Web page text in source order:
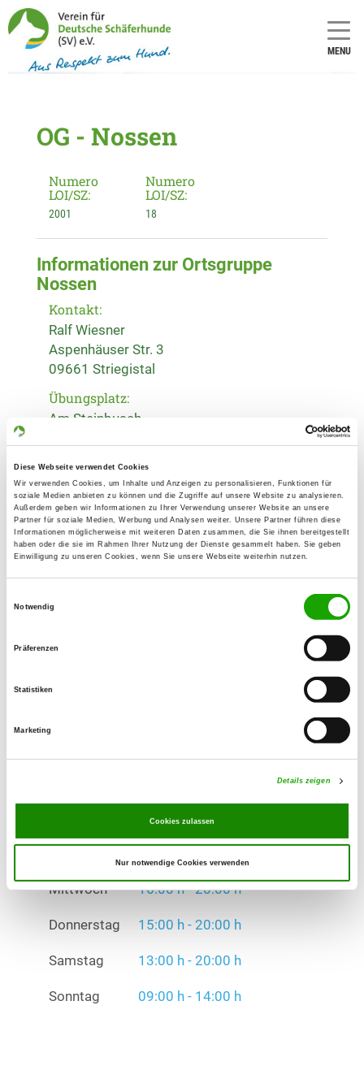
Diese Webseite verwendet Cookies
Wir verwenden Cookies, um Inhalte und Anzeigen zu personalisieren, Funktionen für
soziale Medien anbieten zu können und die Zugriffe auf unsere Website zu analysieren.
Außerdem geben wir Informationen zu Ihrer Verwendung unserer Website an unsere
Partner für soziale Medien, Werbung und Analysen weiter. Unsere Partner führen diese
Informationen möglicherweise mit weiteren Daten zusammen, die Sie ihnen bereitgestellt
haben oder die sie im Rahmen Ihrer Nutzung der Dienste gesammelt haben. Sie geben
Einwilligung zu unseren Cookies, wenn Sie unsere Webseite weiterhin nutzen.
Notwendig
Präferenzen
Statistiken
Marketing
Details zeigen
Cookies zulassen
Nur notwendige Cookies verwenden
MENU
OG - Nossen
Numero
LOI/SZ:
2001
Numero
LOI/SZ:
18
Informationen zur Ortsgruppe
Nossen
Kontakt:
Ralf Wiesner
Aspenhäuser Str. 3
09661 Striegistal
Übungsplatz:
Am Steinbusch
Fax:
034322 13343
Handy:
0171 1415589
Welpenspielstunde, Junghundgruppe,
Mittwoch
Donnerstag 15:00 h - 20:00 h
Samstag 13:00 h - 20:00 h
Sonntag 09:00 h - 14:00 h
Übungszeiten im Winter:
Mittwoch 16:00 h - 20:00 h
Donnerstag 15:00 h - 20:00 h
Samstag 13:00 h - 20:00 h
Sonntag 09:00 h - 14:00 h